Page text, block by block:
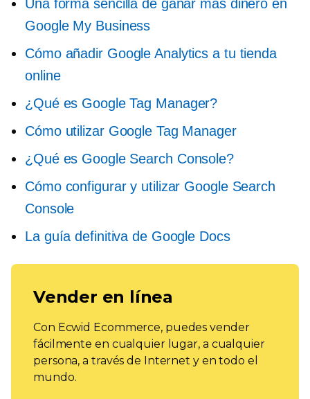
Una forma sencilla de ganar más dinero en
Google My Business
Cómo añadir Google Analytics a tu tienda
online
¿Qué es Google Tag Manager?
Cómo utilizar Google Tag Manager
¿Qué es Google Search Console?
Cómo configurar y utilizar Google Search
Console
La guía definitiva de Google Docs
Vender en línea
Con Ecwid Ecommerce, puedes vender
fácilmente en cualquier lugar, a cualquier
persona, a través de Internet y en todo el
mundo.